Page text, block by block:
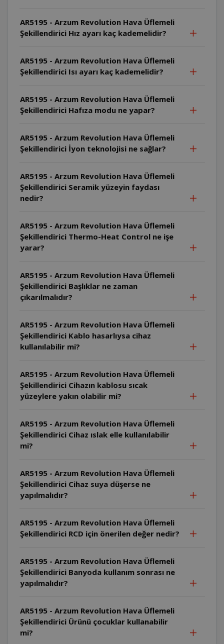
AR5195 - Arzum Revolution Hava Üflemeli
Şekillendirici Hız ayarı kaç kademelidir?
AR5195 - Arzum Revolution Hava Üflemeli
Şekillendirici Isı ayarı kaç kademelidir?
AR5195 - Arzum Revolution Hava Üflemeli
Şekillendirici Hafıza modu ne yapar?
AR5195 - Arzum Revolution Hava Üflemeli
Şekillendirici İyon teknolojisi ne sağlar?
AR5195 - Arzum Revolution Hava Üflemeli
Şekillendirici Seramik yüzeyin faydası
nedir?
AR5195 - Arzum Revolution Hava Üflemeli
Şekillendirici Thermo-Heat Control ne işe
yarar?
AR5195 - Arzum Revolution Hava Üflemeli
Şekillendirici Başlıklar ne zaman
çıkarılmalıdır?
AR5195 - Arzum Revolution Hava Üflemeli
Şekillendirici Kablo hasarlıysa cihaz
kullanılabilir mi?
AR5195 - Arzum Revolution Hava Üflemeli
Şekillendirici Cihazın kablosu sıcak
yüzeylere yakın olabilir mi?
AR5195 - Arzum Revolution Hava Üflemeli
Şekillendirici Cihaz ıslak elle kullanılabilir
mi?
AR5195 - Arzum Revolution Hava Üflemeli
Şekillendirici Cihaz suya düşerse ne
yapılmalıdır?
AR5195 - Arzum Revolution Hava Üflemeli
Şekillendirici RCD için önerilen değer nedir?
AR5195 - Arzum Revolution Hava Üflemeli
Şekillendirici Banyoda kullanım sonrası ne
yapılmalıdır?
AR5195 - Arzum Revolution Hava Üflemeli
Şekillendirici Ürünü çocuklar kullanabilir
mi?